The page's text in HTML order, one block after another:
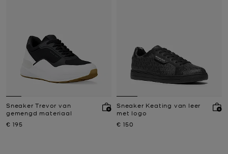
Sneaker Trevor van
gemengd materiaal
Nu
€ 195
Sneaker Keating van leer
met logo
Nu
€ 150